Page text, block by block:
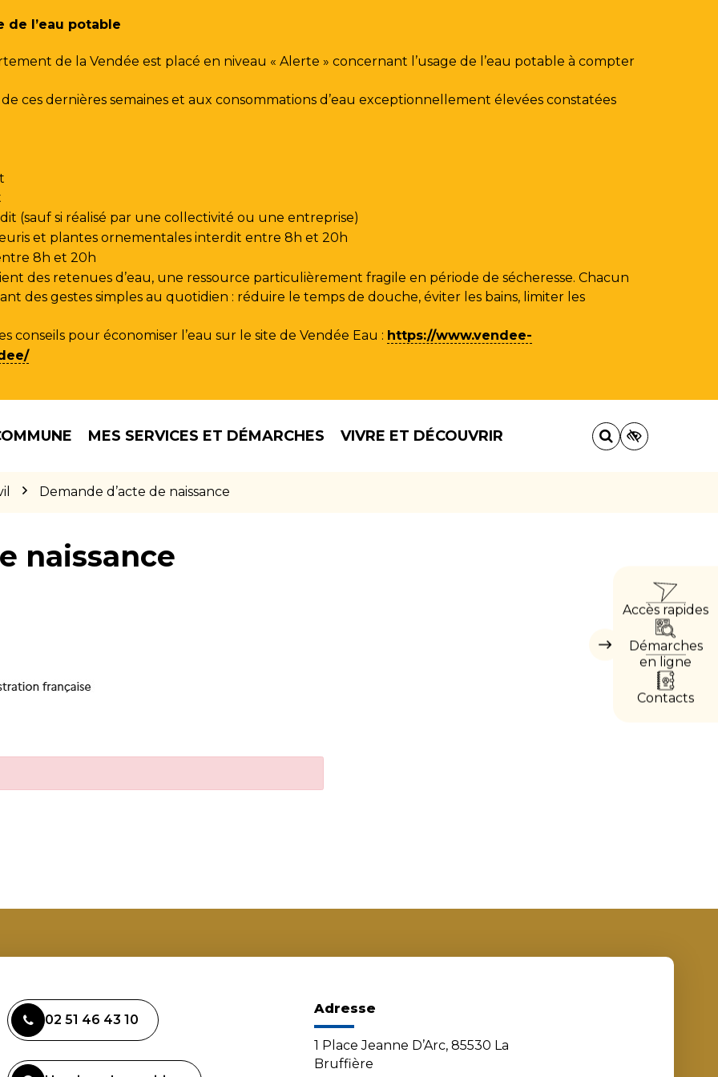
de l’eau potable
de la Vendée est placé en niveau « Alerte » concernant l’usage de l’eau potable à compter
ces dernières semaines et aux consommations d’eau exceptionnellement élevées constatées
(sauf si réalisé par une collectivité ou une entreprise)
et plantes ornementales interdit entre 8h et 20h
8h et 20h
des retenues d’eau, une ressource particulièrement fragile en période de sécheresse. Chacun
des gestes simples au quotidien : réduire le temps de douche, éviter les bains, limiter les
conseils pour économiser l’eau sur le site de Vendée Eau : https://www.vendee-
MES SERVICES ET DÉMARCHES VIVRE ET DÉCOUVRIR
Demande d’acte de naissance
Masquer
Accès rapides
Démarches
en ligne
Contacts
naissance
02 51 46 43 10
Adresse
1 Place Jeanne D’Arc, 85530 La
Bruffière